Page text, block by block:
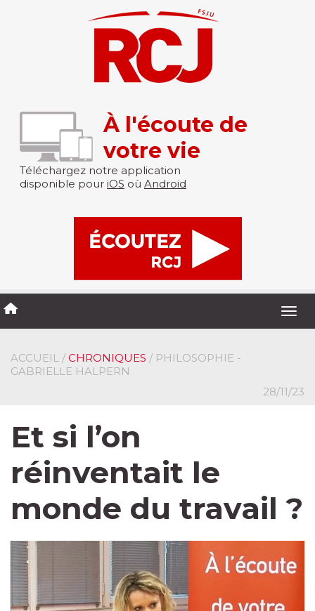
À l'écoute de
votre vie
Téléchargez notre application
disponible pour iOS où Android
ACCUEIL / CHRONIQUES / PHILOSOPHIE -
GABRIELLE HALPERN
28/11/23
Et si l’on
réinventait le
monde du travail ?